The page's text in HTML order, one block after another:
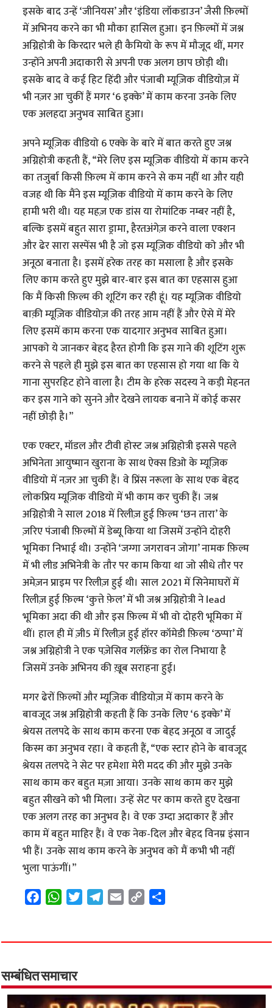
इसके बाद उन्हें ‘जीनियस’ और ‘इंडिया लॉकडाउन’ जैसी फ़िल्मों
में अभिनय करने का भी मौका हासिल हुआ। इन फ़िल्मों में जश्न
अग्निहोत्री के किरदार भले ही कैमियो के रूप में मौजूद थीं, मगर
उन्होंने अपनी अदाकारी से अपनी एक अलग छाप छोड़ी थी।
इसके बाद वे कई हिट हिंदी और पंजाबी म्यूज़िक वीडियोज़ में
भी नज़र आ चुकीं हैं मगर ‘6 इक्के’ में काम करना उनके लिए
एक अलहदा अनुभव साबित हुआ।
अपने म्यूज़िक वीडियो 6 एक्के के बारे में बात करते हुए जश्न
अग्निहोत्री कहती हैं, “मेरे लिए इस म्यूज़िक वीडियो में काम करने
का तजुर्बा किसी फ़िल्म में काम करने से कम नहीं था और यही
वजह थी कि मैंने इस म्यूज़िक वीडियो में काम करने के लिए
हामी भरी थी। यह महज़ एक डांस या रोमांटिक नम्बर नहीं है,
बल्कि इसमें बहुत सारा ड्रामा, हैरतअंगेज़ करने वाला एक्शन
और ढेर सारा सस्पेंस भी है जो इस म्यूज़िक वीडियो को और भी
अनूठा बनाता है। इसमें हरेक तरह का मसाला है और इसके
लिए काम करते हुए मुझे बार-बार इस बात का एहसास हुआ
कि मैं किसी फ़िल्म की शूटिंग कर रही हूं। यह म्यूज़िक वीडियो
बाक़ी म्यूज़िक वीडियोज़ की तरह आम नहीं हैं और ऐसे में मेरे
लिए इसमें काम करना एक यादगार अनुभव साबित हुआ।
आपको ये जानकर बेहद हैरत होगी कि इस गाने की शूटिंग शुरू
करने से पहले ही मुझे इस बात का एहसास हो गया था कि ये
गाना सुपरहिट होने वाला है। टीम के हरेक सदस्य ने कड़ी मेहनत
कर इस गाने को सुनने और देखने लायक बनाने में कोई कसर
नहीं छोड़ी है।”
एक एक्टर, मॉडल और टीवी होस्ट जश्न अग्निहोत्री इससे पहले
अभिनेता आयुष्मान खुराना के साथ ऐक्स डिओ के म्यूज़िक
वीडियो में नज़र आ चुकी हैं। वे प्रिंस नरूला के साथ एक बेहद
लोकप्रिय म्यूज़िक वीडियो में भी काम कर चुकी हैं। जश्न
अग्निहोत्री ने साल 2018 में रिलीज़ हुई फ़िल्म ‘छन तारा’ के
ज़रिए पंजाबी फ़िल्मों में डेब्यू किया था जिसमें उन्होंने दोहरी
भूमिका निभाई थी। उन्होंने ‘जग्गा जगरावन जोगा’ नामक फ़िल्म
में भी लीड अभिनेत्री के तौर पर काम किया था जो सीधे तौर पर
अमेज़न प्राइम पर रिलीज़ हुई थी। साल 2021 में सिनेमाघरों में
रिलीज़ हुई फ़िल्म ‘कुत्ते फ़ेल’ में भी जश्न अग्निहोत्री ने lead
भूमिका अदा की थी और इस फ़िल्म में भी वो दोहरी भूमिका में
थीं। हाल ही में ज़ी5 में रिलीज़ हुई हॉरर कॉमेडी फ़िल्म ‘ठप्पा’ में
जश्न अग्निहोत्री ने एक पज़ेसिव गर्लफ्रेंड का रोल‌ निभाया है
जिसमें उनके अभिनय की ख़ूब सराहना हुई।
मगर ढेरों फ़िल्मों और म्यूज़िक वीडियोज़ में काम करने के
बावजूद जश्न अग्निहोत्री कहती हैं कि उनके लिए ‘6 इक्के’ में
श्रेयस तलपदे के साथ काम करना एक बेहद अनूठा व जादुई
किस्म का अनुभव रहा। वे कहती हैं, “एक स्टार होने के बावजूद
श्रेयस तलपदे ने सेट पर हमेशा मेरी मदद की और मुझे उनके
साथ काम कर बहुत मज़ा आया। उनके साथ काम कर मुझे
बहुत सीखने को भी मिला। उन्हें सेट पर काम करते हुए देखना
एक अलग तरह का अनुभव है। वे एक उम्दा अदाकार हैं और
काम में बहुत माहिर हैं। वे एक नेक-दिल और बेहद विनम्र इंसान
भी हैं। उनके साथ काम‌‌ करने के अनुभव को मैं कभी भी नहीं
भुला पाऊंगीं।”
e
o
o
W
t
A
p
t
r
e
a
i
y
n
r
सम्बंधित समाचार